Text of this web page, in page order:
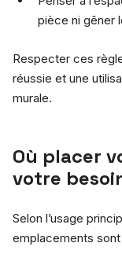
pièce ni gêner
Respecter ces
réussie et une
murale.
Où placer
votre
Selon l’usage
emplacements